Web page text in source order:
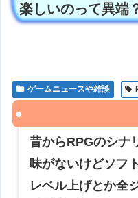
楽しいのって異端
ゲームニュースや雑談
昔からRPGのシナ
味がないけどソフ
レベル上げとか全